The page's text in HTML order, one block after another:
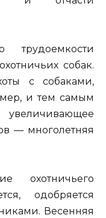
трудоемкости
собак.
с собаками,
и тем самым
— многолетняя
охотничьего
одобряется
Весенняя